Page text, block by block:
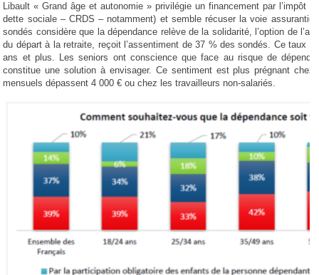
Libault « Grand âge et autonomie » privilégie un financement par l’impôt
dette sociale – CRDS – notamment) et semble récuser la voie
sondés considère que la dépendance relève de la solidarité, l’option de
du départ à la retraite, reçoit l’assentiment de 37 % des sondés. Ce taux
ans et plus. Les seniors ont conscience que face au risque de
constitue une solution à envisager. Ce sentiment est plus prégnant
mensuels dépassent 4 000 € ou chez les travailleurs non-salariés.